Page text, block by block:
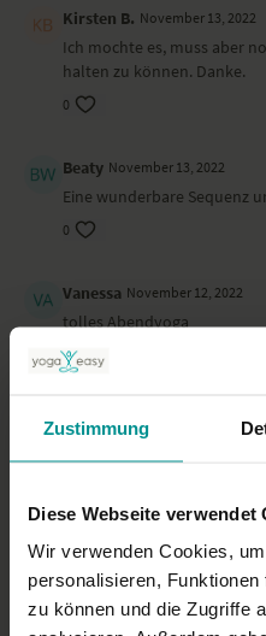
Zustimmung
Diese Webseite verwendet
Wir verwenden Cookies,
personalisieren,
zu können und die Zugriffe
YogaEasy-Qualität entspricht.
Kirsten B. November 13, 2022
Ich mochte es, muss aber
halten zu können. Danke.
0
Beaty November 13, 2022
Eine wunderbare Sequenz
0
Vanessa November 12, 2022
tolles Abendyoga
0
Birgitta E. November 11, 2022
Die Tonqualität ist zum Teil